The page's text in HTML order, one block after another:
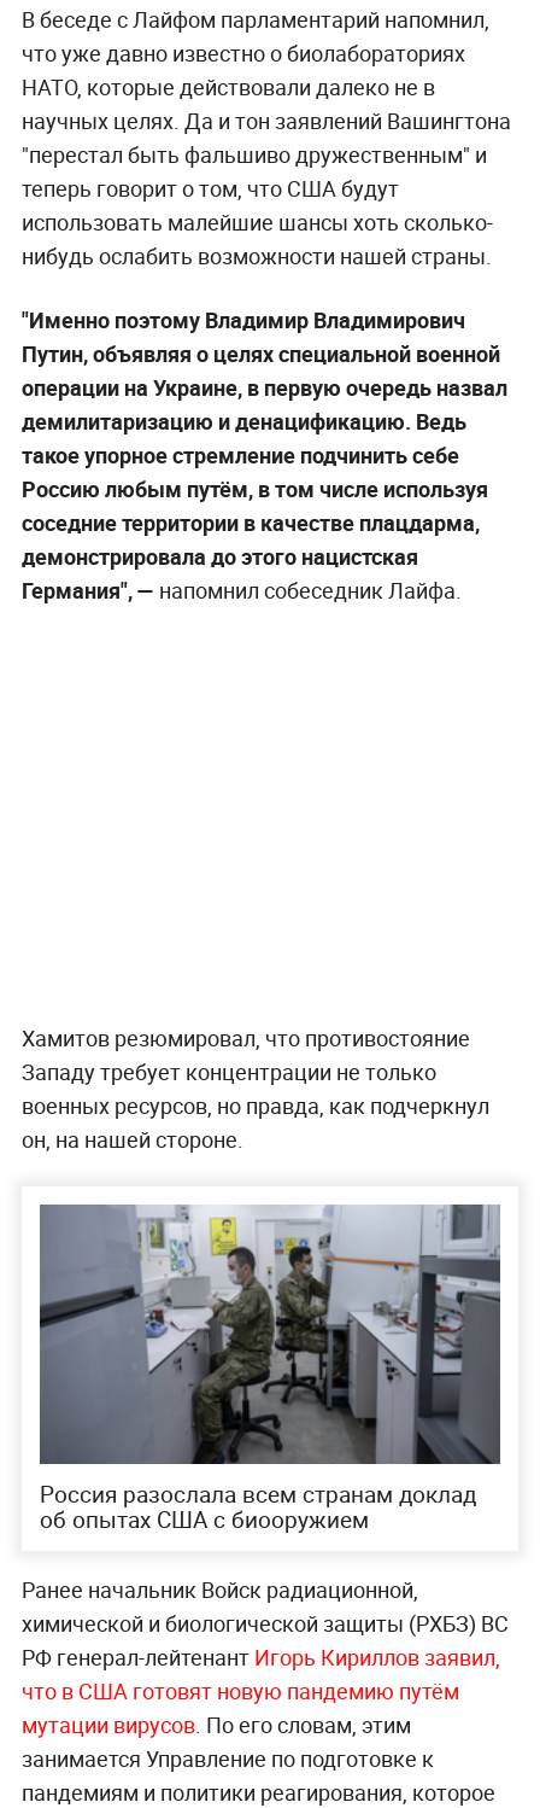
В беседе с Лайфом парламентарий напомнил,
что уже давно известно о биолабораториях
НАТО, которые действовали далеко не в
научных целях. Да и тон заявлений Вашингтона
"перестал быть фальшиво дружественным" и
теперь говорит о том, что США будут
использовать малейшие шансы хоть сколько-
нибудь ослабить возможности нашей страны.
"Именно поэтому Владимир Владимирович
Путин, объявляя о целях специальной военной
операции на Украине, в первую очередь назвал
демилитаризацию и денацификацию. Ведь
такое упорное стремление подчинить себе
Россию любым путём, в том числе используя
соседние территории в качестве плацдарма,
демонстрировала до этого нацистская
Германия",— напомнил собеседник Лайфа.
Хамитов резюмировал, что противостояние
Западу требует концентрации не только
военных ресурсов, но правда, как подчеркнул
он, на нашей стороне.
Россия разослала всем странам доклад
об опытах США с биооружием
Ранее начальник Войск радиационной,
химической и биологической защиты (РХБЗ) ВС
РФ генерал-лейтенант Игорь Кириллов заявил,
что в США готовят новую пандемию путём
мутации вирусов. По его словам, этим
занимается Управление по подготовке к
пандемиям и политики реагирования, которое